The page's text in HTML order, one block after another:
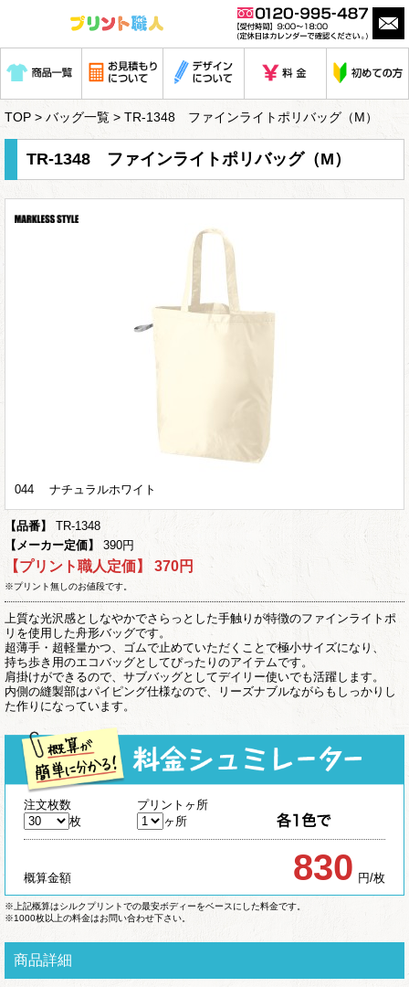
TOP > バッグ一覧 > TR-1348 ファインライトポリバッグ（M）
TR-1348 ファインライトポリバッグ（M）
044 ナチュラルホワイト
【品番】
TR-1348
【メーカー定価】
390円
【プリント職人定価】 370円
※プリント無しのお値段です。
上質な光沢感としなやかでさらっとした手触りが特徴のファインライトポ
リを使用した舟形バッグです。
超薄手・超軽量かつ、ゴムで止めていただくことで極小サイズになり、
持ち歩き用のエコバッグとしてぴったりのアイテムです。
肩掛けができるので、サブバッグとしてデイリー使いでも活躍します。
内側の縫製部はパイピング仕様なので、リーズナブルながらもしっかりし
た作りになっています。
注文枚数
プリントヶ所
枚
ヶ所
概算金額 830 円/枚
※上記概算はシルクプリントでの最安ボディーをベースにした料金です。
※1000枚以上の料金はお問い合わせ下さい。
商品詳細